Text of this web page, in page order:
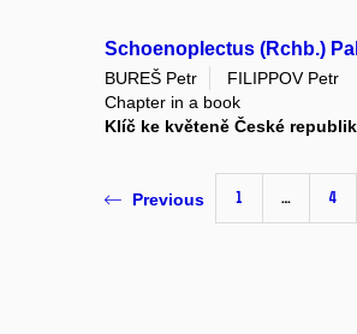
Schoenoplectus (Rchb.)
BUREŠ Petr
FILIPPOV Petr
Chapter in a book
Klíč ke květeně České
Previous 1 … 4